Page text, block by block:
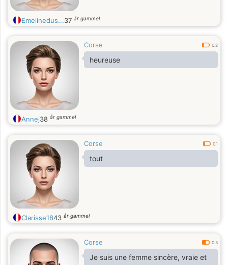
Emelinedus...37 år gammel
Corse 0.2
heureuse
Annej38 år gammel
Corse 0.1
tout
Clarisse1843 år gammel
Corse 0.3
Je suis une femme sincère, vraie et